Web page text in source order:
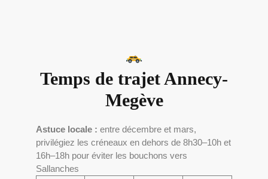
Temps de trajet Annecy-
Megève
Astuce locale : entre décembre et mars,
privilégiez les créneaux en dehors de 8h30–10h et
16h–18h pour éviter les bouchons vers
Sallanches